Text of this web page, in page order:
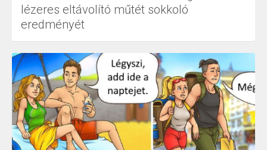
lézeres eltávolító műtét sokkoló
eredményét